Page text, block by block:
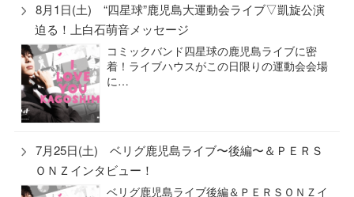
8月1日(土) “四星球”鹿児島大運動会ライブ▽凱旋公演
迫る！上白石萌音メッセージ
コミックバンド四星球の鹿児島ライブに密
着！ライブハウスがこの日限りの運動会会場
に…
7月25日(土) ベリグ鹿児島ライブ〜後編〜＆ＰＥＲＳ
ＯＮＺインタビュー！
ベリグ鹿児島ライブ後編＆ＰＥＲＳＯＮＺイ